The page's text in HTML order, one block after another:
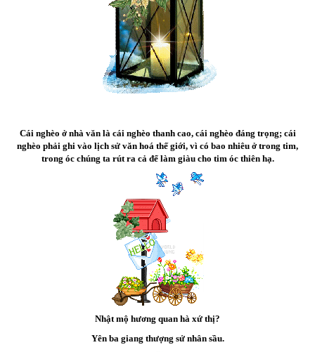
Cái nghèo ở nhà văn là cái nghèo thanh cao, cái nghèo đáng trọng; cái
nghèo phải ghi vào lịch sử văn hoá thế giới, vì có bao nhiêu ở trong tim,
trong óc chúng ta rút ra cả để làm giàu cho tim óc thiên hạ.
Nhật mộ hương quan hà xứ thị?
Yên ba giang thượng sử nhân sầu.